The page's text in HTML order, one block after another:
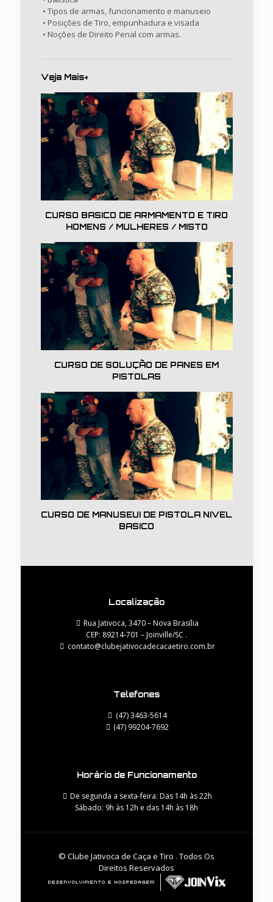
• Tipos de armas, funcionamento e manuseio
• Posições de Tiro, empunhadura e visada
• Noções de Direito Penal com armas.
Veja Mais+
CURSO BASICO DE ARMAMENTO E TIRO
HOMENS / MULHERES / MISTO
CURSO DE SOLUÇÃO DE PANES EM
PISTOLAS
CURSO DE MANUSEUI DE PISTOLA NIVEL
BASICO
Localização
Rua Jativoca, 3470 – Nova Brasília
CEP: 89214-701 – Joinville/SC .
contato@clubejativocadecacaetiro.com.br
Telefones
(47) 3463-5614
(47) 99204-7692
Horário de Funcionamento
De segunda a sexta-feira: Das 14h às 22h
Sábado: 9h às 12h e das 14h às 18h
© Clube Jativoca de Caça e Tiro . Todos Os
Direitos Reservados